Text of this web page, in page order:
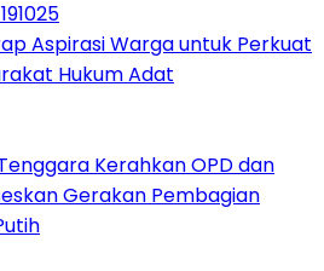
Aspirasi Warga untuk Perkuat
Hukum Adat
Kerahkan OPD dan
Gerakan Pembagian